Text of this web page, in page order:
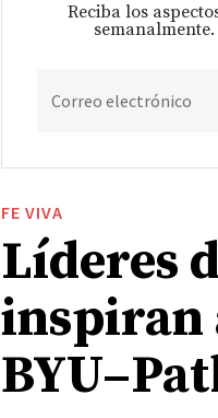
Reciba los
Correo electrónico
FE VIVA
Líderes
inspiran